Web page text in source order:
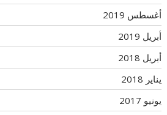
أغسطس 2019
أبريل 2019
أبريل 2018
يناير 2018
يونيو 2017